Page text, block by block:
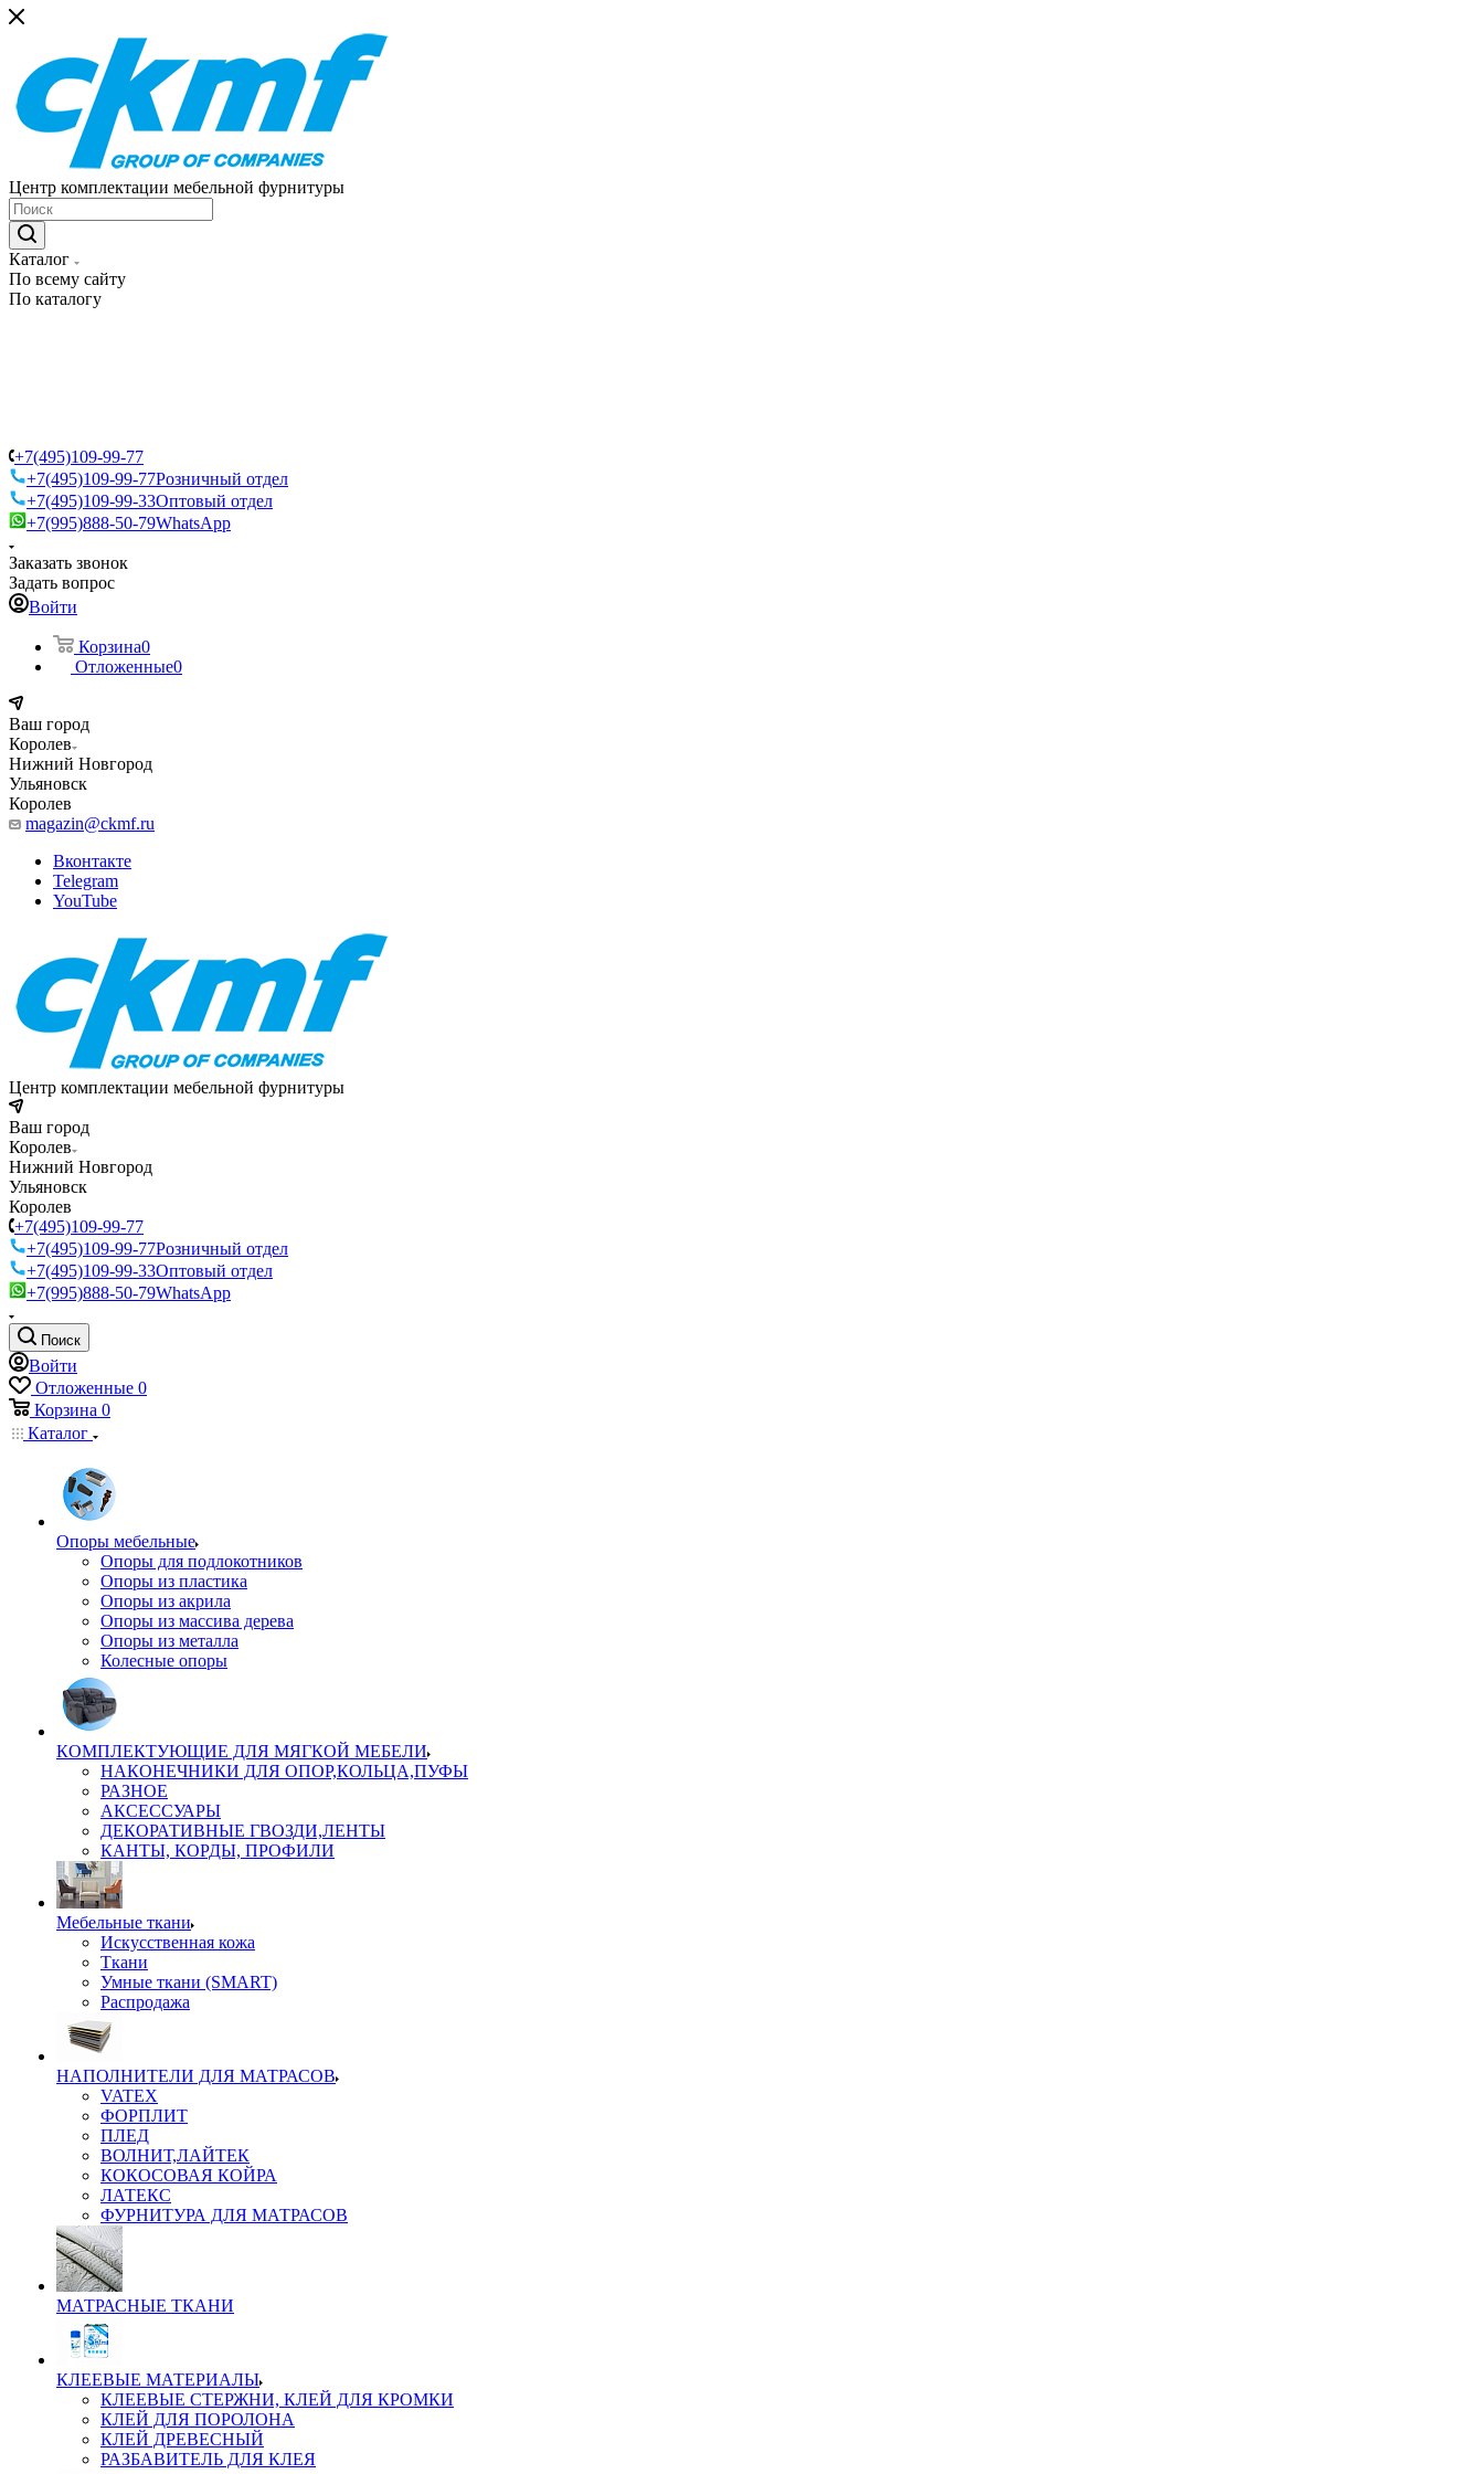
Центр комплектации мебельной фурнитуры
Каталог
По всему сайту
По каталогу
+7(495)109-99-77
+7(495)109-99-77Розничный отдел
+7(495)109-99-33Оптовый отдел
+7(995)888-50-79WhatsApp
Заказать звонок
Задать вопрос
Войти
Корзина0
Отложенные0
Ваш город
Королев
Нижний Новгород
Ульяновск
Королев
magazin@ckmf.ru
Вконтакте
Telegram
YouTube
Центр комплектации мебельной фурнитуры
Ваш город
Королев
Нижний Новгород
Ульяновск
Королев
+7(495)109-99-77
+7(495)109-99-77Розничный отдел
+7(495)109-99-33Оптовый отдел
+7(995)888-50-79WhatsApp
Поиск
Войти
Отложенные 0
Корзина 0
Каталог
Опоры мебельные
Опоры для подлокотников
Опоры из пластика
Опоры из акрила
Опоры из массива дерева
Опоры из металла
Колесные опоры
КОМПЛЕКТУЮЩИЕ ДЛЯ МЯГКОЙ МЕБЕЛИ
НАКОНЕЧНИКИ ДЛЯ ОПОР,КОЛЬЦА,ПУФЫ
РАЗНОЕ
АКСЕССУАРЫ
ДЕКОРАТИВНЫЕ ГВОЗДИ,ЛЕНТЫ
КАНТЫ, КОРДЫ, ПРОФИЛИ
Мебельные ткани
Искусственная кожа
Ткани
Умные ткани (SMART)
Распродажа
НАПОЛНИТЕЛИ ДЛЯ МАТРАСОВ
VATEX
ФОРПЛИТ
ПЛЕД
ВОЛНИТ,ЛАЙТЕК
КОКОСОВАЯ КОЙРА
ЛАТЕКС
ФУРНИТУРА ДЛЯ МАТРАСОВ
МАТРАСНЫЕ ТКАНИ
КЛЕЕВЫЕ МАТЕРИАЛЫ
КЛЕЕВЫЕ СТЕРЖНИ, КЛЕЙ ДЛЯ КРОМКИ
КЛЕЙ ДЛЯ ПОРОЛОНА
КЛЕЙ ДРЕВЕСНЫЙ
РАЗБАВИТЕЛЬ ДЛЯ КЛЕЯ